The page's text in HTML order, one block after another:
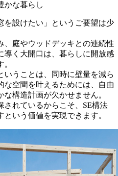
かな暮らし
を設けたい」というご要望は少
、庭やウッドデッキとの連続性
導く大開口は、暮らしに開放感
いうことは、同時に壁量を減ら
な空間を叶えるためには、自由
構造計画が欠かせません。
されているからこそ、SE構法
いう価値を実現できます。